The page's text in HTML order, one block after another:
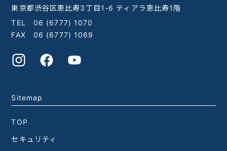
東京都渋谷区恵比寿3丁目1-6 ティアラ恵比寿1階
TEL 06 (6777) 1070
FAX 06 (6777) 1069
Sitemap
TOP
セキュリティ